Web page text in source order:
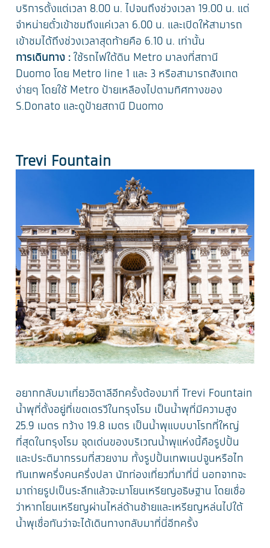
บริการตั้งแต่เวลา 8.00 น. ไปจนถึงช่วงเวลา 19.00 น. แต่
จำหน่ายตั๋วเข้าชมถึงแค่เวลา 6.00 น. และเปิดให้สามารถ
เข้าชมได้ถึงช่วงเวลาสุดท้ายคือ 6.10 น. เท่านั้น
การเดินทาง :ใช้รถไฟใต้ดิน Metro มาลงที่สถานี
Duomo โดย Metro line 1 และ 3 หรือสามารถสังเกต
ง่ายๆ โดยใช้ Metro ป้ายเหลืองไปตามทิศทางของ
S.Donato และดูป้ายสถานี Duomo
Trevi Fountain
อยากกลับมาเที่ยวอิตาลีอีกครั้งต้องมาที่ Trevi Fountain
น้ำพุที่ตั้งอยู่ที่เขตเตรวีในกรุงโรม เป็นน้ำพุที่มีความสูง
25.9 เมตร กว้าง 19.8 เมตร เป็นน้ำพุแบบบาโรกที่ใหญ่
ที่สุดในกรุงโรม จุดเด่นของบริเวณน้ำพุแห่งนี้คือรูปปั้น
และประติมากรรมที่สวยงาม ทั้งรูปปั้นเทพเนปจูนหรือไท
ทันเทพครึ่งคนครึ่งปลา นักท่องเที่ยวที่มาที่นี่ นอกจากจะ
มาถ่ายรูปเป็นระลึกแล้วจะมาโยนเหรียญอธิษฐาน โดยเชื่อ
ว่าหากโยนเหรียญผ่านไหล่ด้านซ้ายและเหรียญหล่นไปใต้
น้ำพุเชื่อกันว่าจะได้เดินทางกลับมาที่นี่อีกครั้ง